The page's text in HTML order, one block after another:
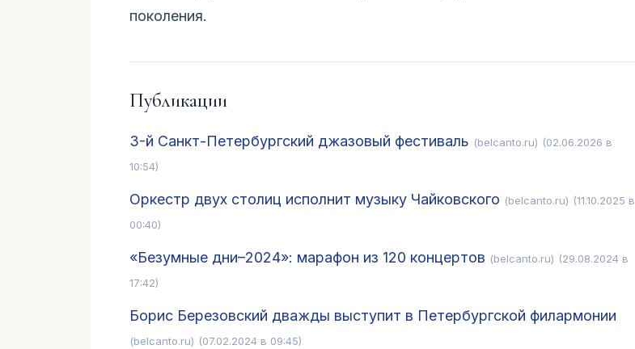
поколения.
Публикации
3-й Санкт-Петербургский джазовый фестиваль (belcanto.ru) (02.06.2026 в
10:54)
Оркестр двух столиц исполнит музыку Чайковского (belcanto.ru) (11.10.2025 в
00:40)
«Безумные дни–2024»: марафон из 120 концертов (belcanto.ru) (29.08.2024 в
17:42)
Борис Березовский дважды выступит в Петербургской филармонии
(belcanto.ru) (07.02.2024 в 09:45)